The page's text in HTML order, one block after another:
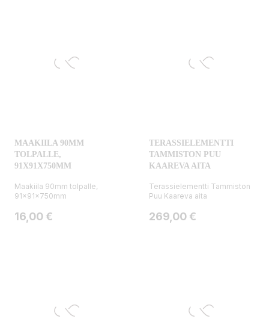
MAAKIILA 90MM
TOLPALLE,
91X91X750MM
Maakiila 90mm tolpalle,
91x91x750mm
Hinta
16,00 €
TERASSIELEMENTTI
TAMMISTON PUU
KAAREVA AITA
Terassielementti Tammiston
Puu Kaareva aita
Hinta
269,00 €